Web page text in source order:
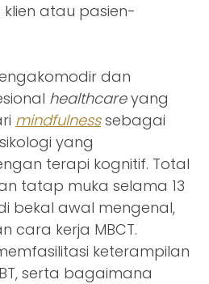
atau pasien-
dan
healthcareyang
mindfulnesssebagai
yang
terapi kognitif. Total
tatap muka selama 13
bekal awal mengenal,
cara kerja MBCT.
keterampilan
serta bagaimana